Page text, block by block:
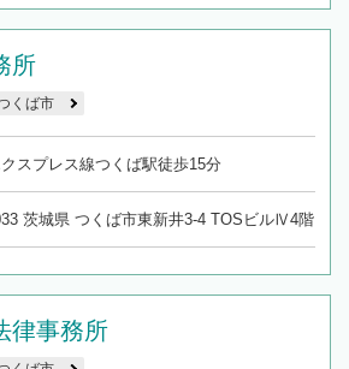
所
くば市
スプレス線つくば駅徒歩15分
茨城県 つくば市東新井3-4 TOSビルⅣ4階
律事務所